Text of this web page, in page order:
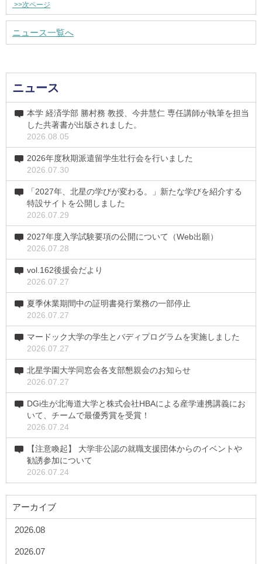
>>次ページ
ニュース一覧へ
ニュース
本学 経済学部 勝村務 教授、今井慧仁 専任講師が執筆を担当
した共著書が出版されました。
2026.08.05
2026年度秋期派遣留学生壮行会を行いました
2026.07.30
「2027年、北星の学びが変わる。」新たな学びを紹介する
特設サイトを公開しました
2026.07.29
2027年度入学試験要項の公開について（Web出願）
2026.07.28
vol.162後援会だより
2026.07.27
夏季休業期間中の証明書発行業務の一部停止
2026.07.27
マードック大学の学生とバディプログラムを実施しました
2026.07.27
北星学園大学同窓会各支部懇親会のお知らせ
2026.07.27
DGi生が北海道大学と株式会社HBAによる産学連携講義にお
いて、チームで最優秀賞を受賞！
2026.07.24
【注意喚起】 大学非公認の就職支援団体からのイベントや
勧誘参加について
2026.07.24
アーカイブ
2026.08
2026.07